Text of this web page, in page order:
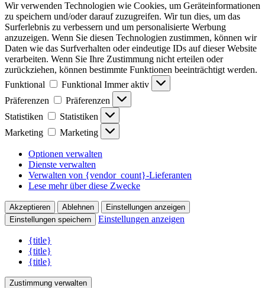
Wir verwenden Technologien wie Cookies, um Geräteinformationen
zu speichern und/oder darauf zuzugreifen. Wir tun dies, um das
Surferlebnis zu verbessern und um personalisierte Werbung
anzuzeigen. Wenn Sie diesen Technologien zustimmen, können wir
Daten wie das Surfverhalten oder eindeutige IDs auf dieser Website
verarbeiten. Wenn Sie Ihre Zustimmung nicht erteilen oder
zurückziehen, können bestimmte Funktionen beeinträchtigt werden.
Funktional
Funktional Immer aktiv
Präferenzen
Präferenzen
Statistiken
Statistiken
Marketing
Marketing
Optionen verwalten
Dienste verwalten
Verwalten von {vendor_count}-Lieferanten
Lese mehr über diese Zwecke
Akzeptieren Ablehnen
Einstellungen anzeigen
Einstellungen speichern
Einstellungen anzeigen
{title}
{title}
{title}
Zustimmung verwalten